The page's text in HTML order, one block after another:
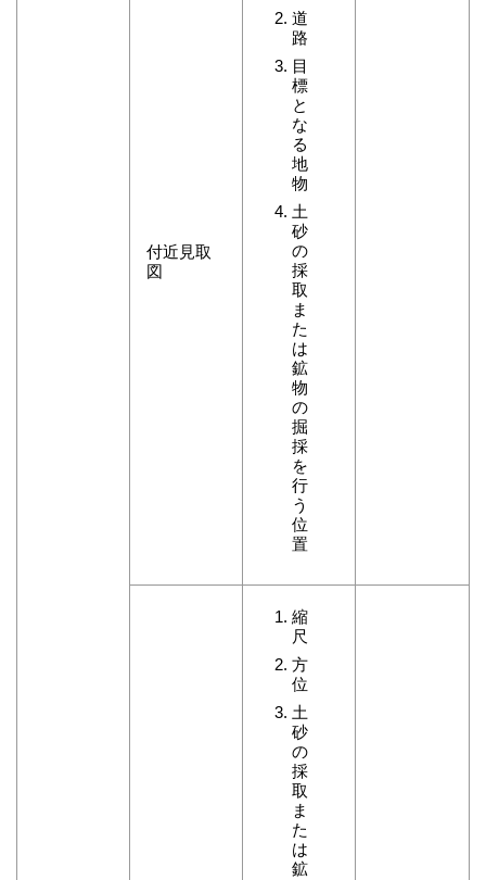
付近見取
図
道
路
目
標
と
な
る
地
物
土
砂
の
採
取
ま
た
は
鉱
物
の
掘
採
を
行
う
位
置
縮
尺
方
位
土
砂
の
採
取
ま
た
は
鉱